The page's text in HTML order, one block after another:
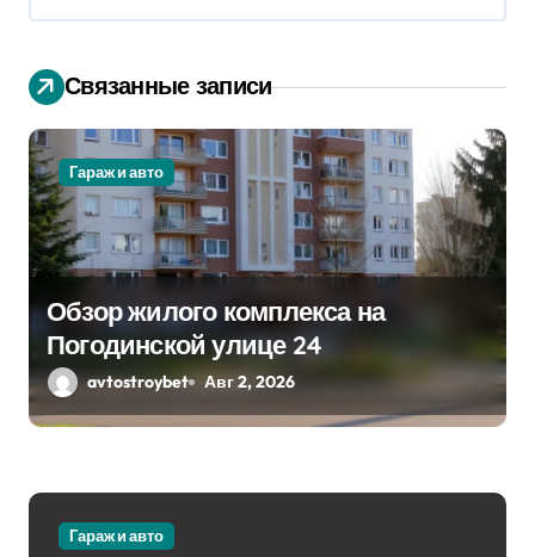
и
я
п
о
з
а
п
и
с
м
Связанные записи
Гараж и авто
Обзор жилого комплекса на
Погодинской улице 24
avtostroybet Авг 2, 2026
Гараж и авто